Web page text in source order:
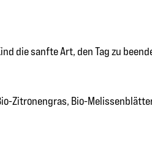
die sanfte Art, den Tag zu
Zitronengras, Bio-